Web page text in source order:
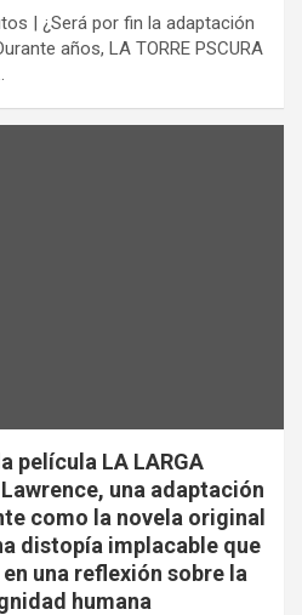
| ¿Será por fin la adaptación
años, LA TORRE PSCURA
película LA LARGA
una adaptación
como la novela original
distopía implacable que
una reflexión sobre la
humana